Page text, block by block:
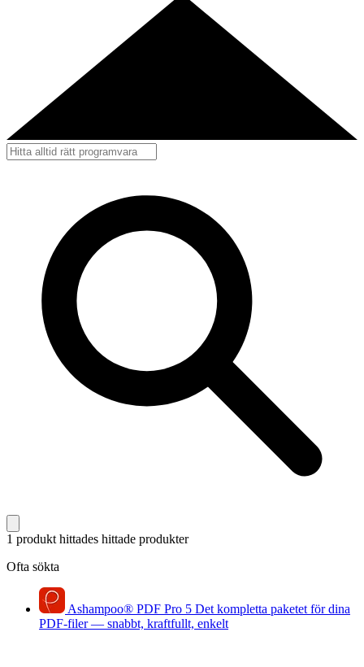
1 produkt hittades hittade produkter
Ofta sökta
Ashampoo® PDF Pro 5 Det kompletta paketet för dina
PDF-filer — snabbt, kraftfullt, enkelt